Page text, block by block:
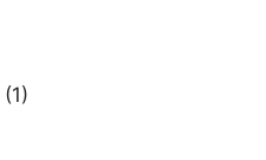
(1)